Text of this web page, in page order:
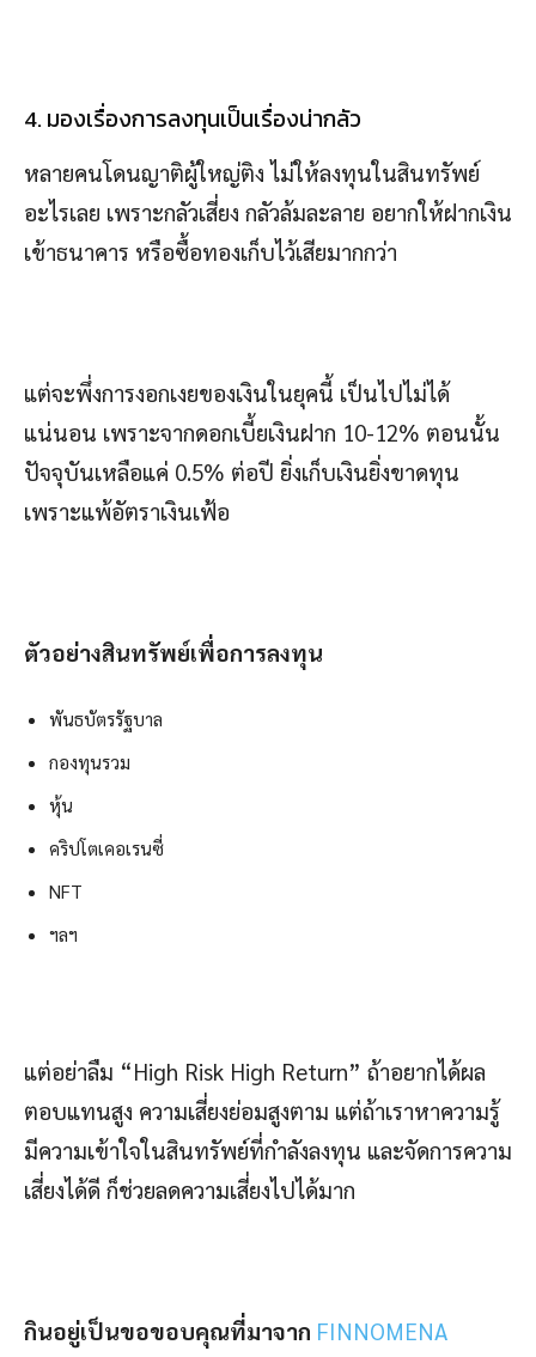
4. มองเรื่องการลงทุนเป็นเรื่องน่ากลัว
หลายคนโดนญาติผู้ใหญ่ติง ไม่ให้ลงทุนในสินทรัพย์
อะไรเลย เพราะกลัวเสี่ยง กลัวล้มละลาย อยากให้ฝากเงิน
เข้าธนาคาร หรือซื้อทองเก็บไว้เสียมากกว่า
แต่จะพึ่งการงอกเงยของเงินในยุคนี้ เป็นไปไม่ได้
แน่นอน เพราะจากดอกเบี้ยเงินฝาก 10-12% ตอนนั้น
ปัจจุบันเหลือแค่ 0.5% ต่อปี ยิ่งเก็บเงินยิ่งขาดทุน
เพราะแพ้อัตราเงินเฟ้อ
ตัวอย่างสินทรัพย์เพื่อการลงทุน
พันธบัตรรัฐบาล
กองทุนรวม
หุ้น
คริปโตเคอเรนซี่
NFT
ฯลฯ
แต่อย่าลืม “High Risk High Return” ถ้าอยากได้ผล
ตอบแทนสูง ความเสี่ยงย่อมสูงตาม แต่ถ้าเราหาความรู้
มีความเข้าใจในสินทรัพย์ที่กำลังลงทุน และจัดการความ
เสี่ยงได้ดี ก็ช่วยลดความเสี่ยงไปได้มาก
กินอยู่เป็นขอขอบคุณที่มาจาก FINNOMENA